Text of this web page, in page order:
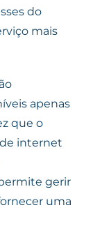
do
mais
apenas
que o
internet
gerir
uma